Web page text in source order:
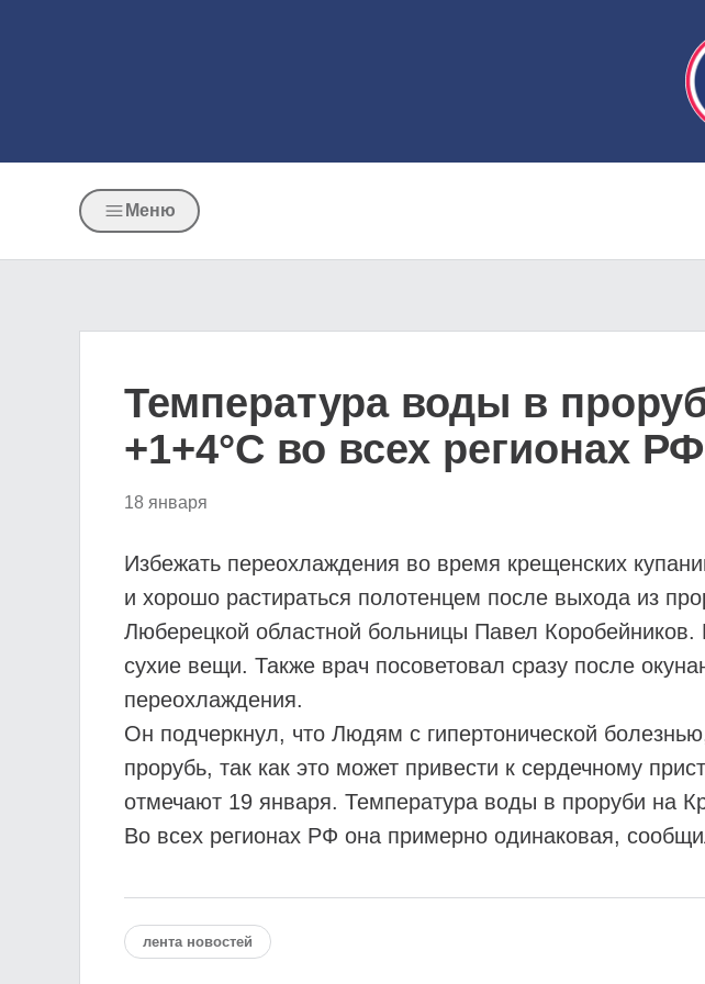
Меню
Температура воды в
+1+4°C во всех регионах РФ
18 января
Избежать переохлаждения во время крещенских
и хорошо растираться полотенцем после выхода из
Люберецкой областной больницы Павел
сухие вещи. Также врач посоветовал сразу после
переохлаждения.
Он подчеркнул, что Людям с гипертонической
прорубь, так как это может привести к сердечному
отмечают 19 января. Температура воды в проруби на
Во всех регионах РФ она примерно одинаковая,
лента новостей